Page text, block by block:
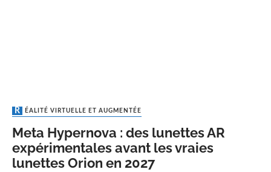
RÉALITÉ VIRTUELLE ET AUGMENTÉE
Meta Hypernova : des lunettes AR
expérimentales avant les vraies
lunettes Orion en 2027